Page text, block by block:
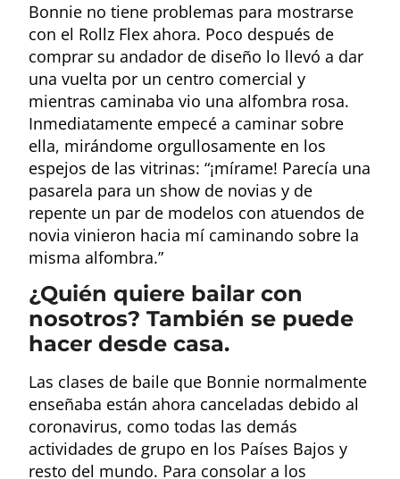
Bonnie no tiene problemas para mostrarse
con el Rollz Flex ahora. Poco después de
comprar su andador de diseño lo llevó a dar
una vuelta por un centro comercial y
mientras caminaba vio una alfombra rosa.
Inmediatamente empecé a caminar sobre
ella, mirándome orgullosamente en los
espejos de las vitrinas: “¡mírame! Parecía una
pasarela para un show de novias y de
repente un par de modelos con atuendos de
novia vinieron hacia mí caminando sobre la
misma alfombra.”
¿Quién quiere bailar con
nosotros? También se puede
hacer desde casa.
Las clases de baile que Bonnie normalmente
enseñaba están ahora canceladas debido al
coronavirus, como todas las demás
actividades de grupo en los Países Bajos y
resto del mundo. Para consolar a los